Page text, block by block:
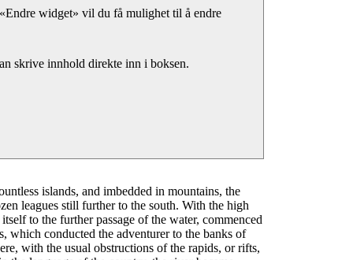
widget» vil du få mulighet til å endre
skrive innhold direkte inn i boksen.
islands, and imbedded in mountains, the
leagues still further to the south. With the high
to the further passage of the water, commenced
which conducted the adventurer to the banks of
with the usual obstructions of the rapids, or rifts,